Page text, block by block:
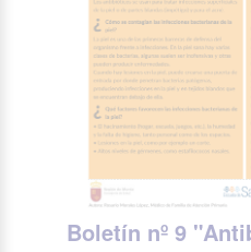
Boletín nº 9 "